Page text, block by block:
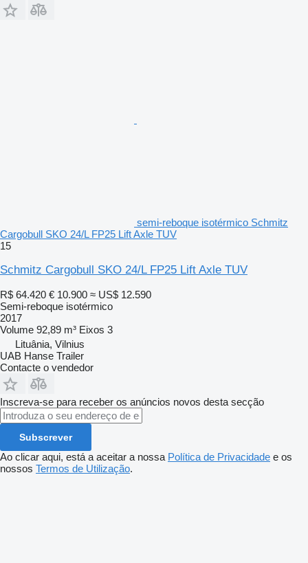
semi-reboque isotérmico Schmitz
Cargobull SKO 24/L FP25 Lift Axle TUV
15
Schmitz Cargobull SKO 24/L FP25 Lift Axle TUV
R$ 64.420 € 10.900 ≈ US$ 12.590
Semi-reboque isotérmico
2017
Volume 92,89 m³ Eixos 3
Lituânia, Vilnius
UAB Hanse Trailer
Contacte o vendedor
Inscreva-se para receber os anúncios novos desta secção
Subscrever
Ao clicar aqui, está a aceitar a nossa Política de Privacidade e os
nossos Termos de Utilização.